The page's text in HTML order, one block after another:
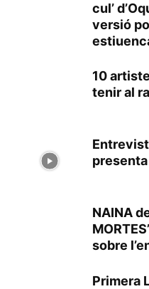
cul’
versió
10
tenir al
NAINA
sobre
Primera